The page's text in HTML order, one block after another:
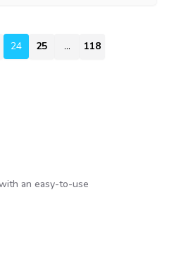
24
24 25 ... 118
an easy-to-use